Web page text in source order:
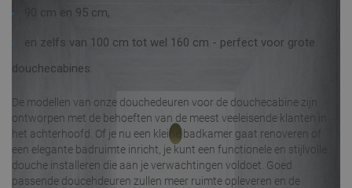
90 cm en 95 cm,
en zelfs van 100 cm tot wel 160 cm - perfect voor grote
douchecabines.
De modellen van onze douchedeuren voor de douchecabine zijn
ontworpen met de behoeften van de meest veeleisende klanten in
het achterhoofd. Of je nu een kleine badkamer gaat renoveren of
een elegante badruimte inricht, je kunt een functionele en stijlvolle
douche installeren die aan je verwachtingen voldoet. Goed
passende doucehdeuren zullen meer ruimte opleveren en de